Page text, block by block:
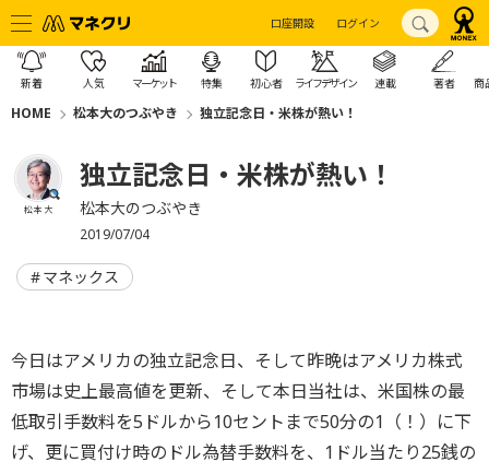
口座開設 ログイン
新着 人気 マーケット 特集 初心者 ライフデザイン 連載 著者 商
HOME 松本大のつぶやき 独立記念日・米株が熱い！
松本 大
独立記念日・米株が熱い！
松本大のつぶやき
2019/07/04
マネックス
今日はアメリカの独立記念日、そして昨晩はアメリカ株式
市場は史上最高値を更新、そして本日当社は、米国株の最
低取引手数料を5ドルから10セントまで50分の1（！）に下
げ、更に買付け時のドル為替手数料を、1ドル当たり25銭の